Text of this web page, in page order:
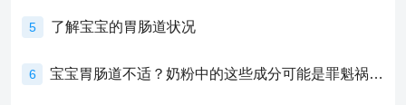
5 了解宝宝的胃肠道状况
6 宝宝胃肠道不适？奶粉中的这些成分可能是罪魁祸首！